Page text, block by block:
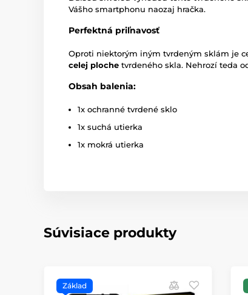
Vášho smartphonu naozaj hračka.
Perfektná priľnavosť
Oproti niektorým iným tvrdeným sklám je
celej ploche tvrdeného skla. Nehrozí teda
Obsah balenia:
1x ochranné tvrdené sklo
1x suchá utierka
1x mokrá utierka
Súvisiace produkty
Základ